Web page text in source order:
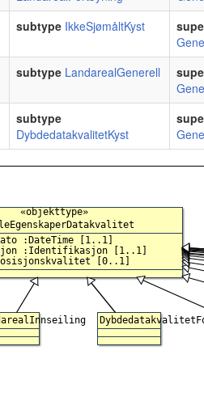
subtype IkkeSjømåltKyst
subtype LandarealGenerell
subtype
DybdedatakvalitetKyst